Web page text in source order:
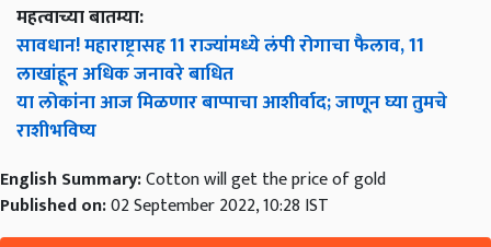
महत्वाच्या बातम्या:
सावधान! महाराष्ट्रासह 11 राज्यांमध्ये लंपी रोगाचा फैलाव, 11
लाखांहून अधिक जनावरे बाधित
या लोकांना आज मिळणार बाप्पाचा आशीर्वाद; जाणून घ्या तुमचे
राशीभविष्य
English Summary:Cotton will get the price of gold
Published on:02 September 2022, 10:28 IST